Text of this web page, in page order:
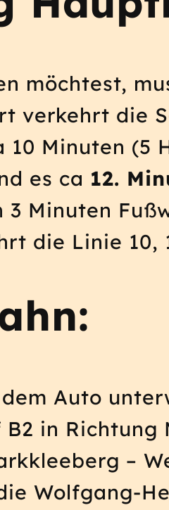
möchtest,
verkehrt die
10 Minuten (5
es ca 12.
Minuten
die Linie 10,
Auto
in
–
Wolfgang-